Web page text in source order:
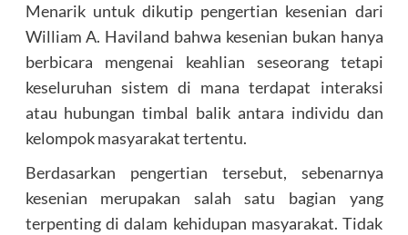
Menarik untuk dikutip pengertian kesenian dari
William A. Haviland bahwa kesenian bukan hanya
berbicara mengenai keahlian seseorang tetapi
keseluruhan sistem di mana terdapat interaksi
atau hubungan timbal balik antara individu dan
kelompok masyarakat tertentu.
Berdasarkan pengertian tersebut, sebenarnya
kesenian merupakan salah satu bagian yang
terpenting di dalam kehidupan masyarakat. Tidak